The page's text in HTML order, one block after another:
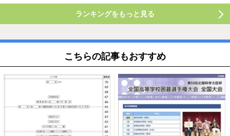
ランキングをもっと見る
こちらの記事もおすすめ